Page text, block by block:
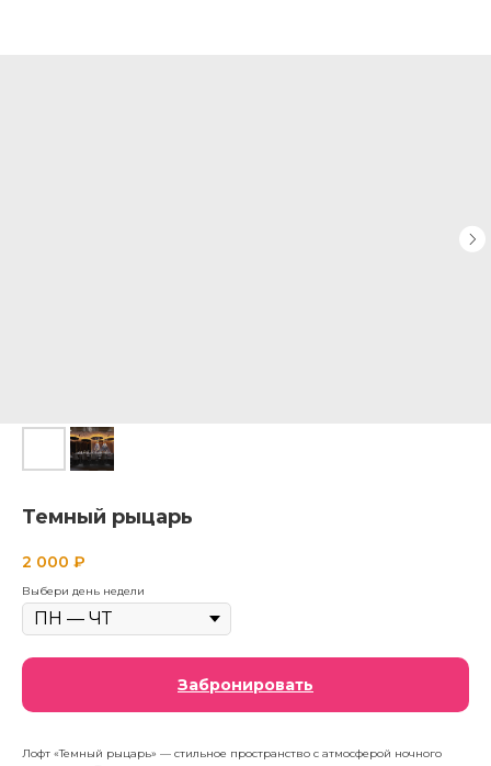
Темный рыцарь
2 000 ₽
Выбери день недели
Забронировать
Лофт «Темный рыцарь» — стильное пространство с атмосферой ночного